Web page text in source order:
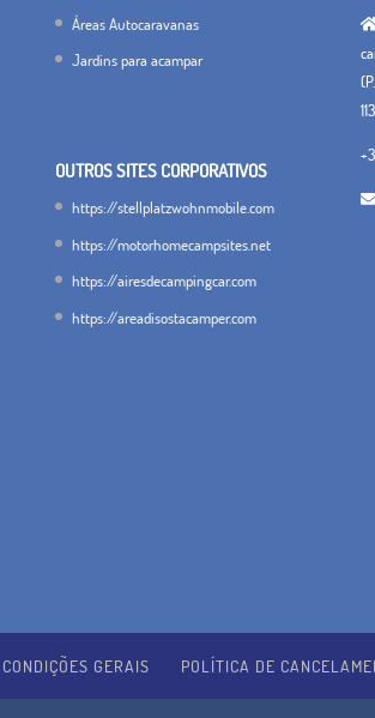
Áreas Autocaravanas
Jardins para acampar
OUTROS SITES CORPORATIVOS
https://stellplatzwohnmobile.com
https://motorhomecampsites.net
https://airesdecampingcar.com
https://areadisostacamper.com
CONDIÇÕES GERAIS POLÍTICA DE